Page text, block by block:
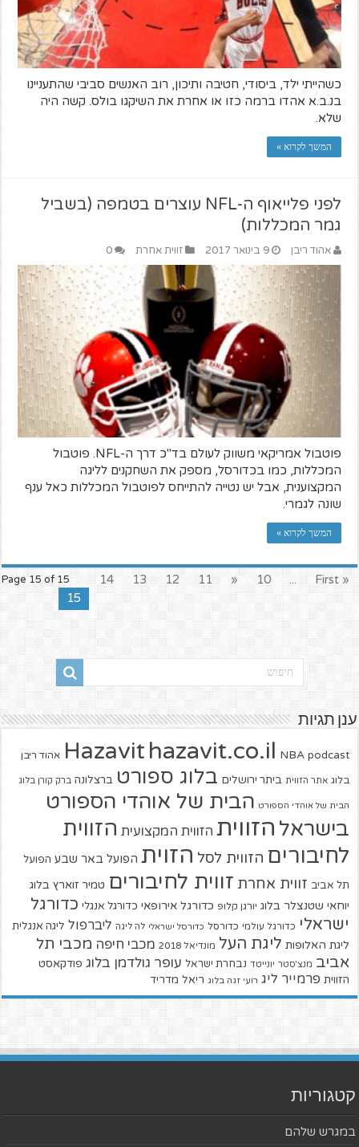
כשהייתי ילד, ביסודי, חטיבה ותיכון, רוב האנשים סביבי שהתעניינו
בנ.ב.א אהדו ברמה כזו או אחרת את השיקגו בולס. קשה היה
שלא.
המשך לקרוא »
לפני פלייאוף ה-NFL עוצרים בטמפה (בשביל
גמר המכללות)
אהוד ריבן 9 בינואר 2017 זווית אחרת 0
פוטבול אמריקאי משווק לעולם בד"כ דרך ה-NFL. פוטבול
המכללות, כמו בכדורסל, מספק את השחקנים לליגה
המקצוענית, אבל יש נטייה להתייחס לפוטבול המכללות כאל ענף
שונה לגמרי.
המשך לקרוא »
Page 15 of 15 « First
...
10
«
11
12
13
14
15
ענן תגיות
Hazavit hazavit.co.il NBA podcast אהוד ריבן
בלוג אתר הזווית ביתר ירושלים בלוג ספורט ברצלונה ברק קורן בלוג
הבית של אוהדי הספורט הבית של אוהדי הספורט
בישראל הזווית הזווית המקצועית הזווית
לחיבורים הזווית לסל הזוית הפועל באר שבע הפועל
תל אביב זווית אחרת זווית לחיבורים טמיר זוארץ בלוג
יוחאי שטנצלר בלוג יורגן קלופ כדורגל אירופאי כדורגל אנגלי כדורגל
ישראלי כדורגל עולמי כדורסל כדורסל ישראלי לה ליגה ליברפול ליגה אנגלית
ליגת האלופות ליגת העל מונדיאל 2018 מכבי חיפה מכבי תל
אביב מנצ'סטר יונייטד נבחרת ישראל עופר גולדמן בלוג פודקאסט
הזווית פרמייר ליג רועי זגה בלוג ריאל מדריד
קטגוריות
במגרש שלהם